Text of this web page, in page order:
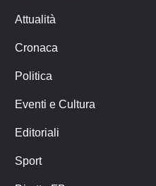
Attualità
Cronaca
Politica
Eventi e Cultura
Editoriali
Sport